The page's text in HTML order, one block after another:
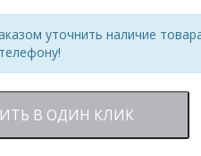
уточнить наличие
В ОДИН КЛИК